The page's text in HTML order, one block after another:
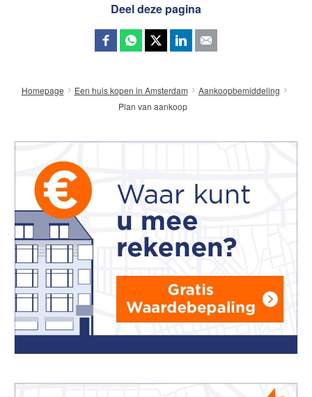
Deel deze pagina
Homepage Een huis kopen in Amsterdam
Aankoopbemiddeling
Plan van aankoop